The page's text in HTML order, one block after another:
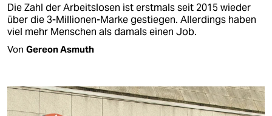
Die Zahl der Arbeitslosen ist erstmals seit 2015 wieder
über die 3-Millionen-Marke gestiegen. Allerdings haben
viel mehr Menschen als damals einen Job.
Von Gereon Asmuth